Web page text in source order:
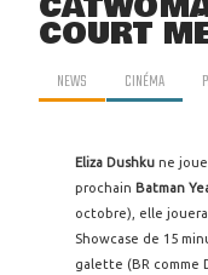
COURT
NEWS CINÉMA
Eliza Dushku ne
prochain Batman
octobre), elle
Showcase de 15
galette (BR comme